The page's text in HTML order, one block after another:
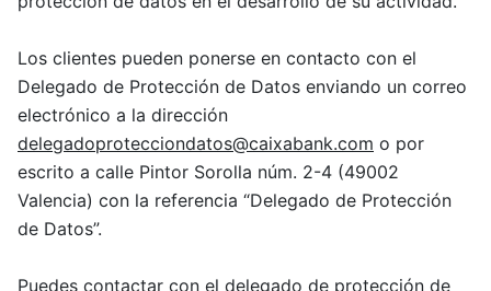
Los clientes pueden ponerse en contacto con el
Delegado de Protección de Datos enviando un correo
electrónico a la dirección
delegadoprotecciondatos@caixabank.com o por
escrito a calle Pintor Sorolla núm. 2-4 (49002
Valencia) con la referencia “Delegado de Protección
de Datos”.
Puedes contactar con el delegado de protección de